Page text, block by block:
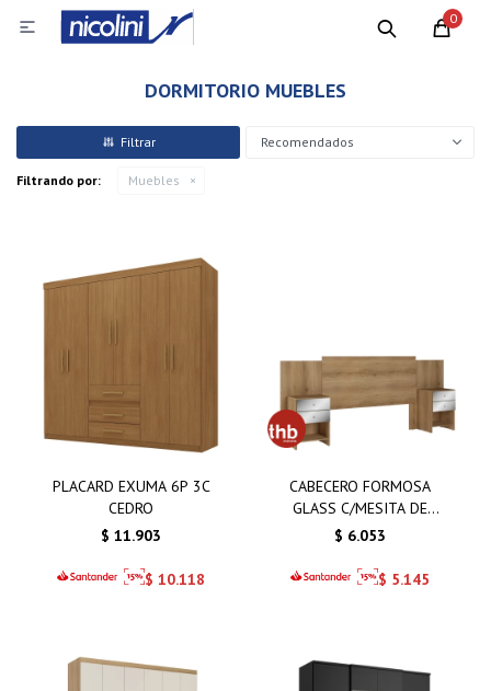
0

DORMITORIO MUEBLES
Recomendados
Filtrando por: Muebles
PLACARD EXUMA 6P 3C
CEDRO
$ 11.903
$ 10.118
CABECERO FORMOSA
GLASS C/MESITA DE
NOCHE
$ 6.053
$ 5.145